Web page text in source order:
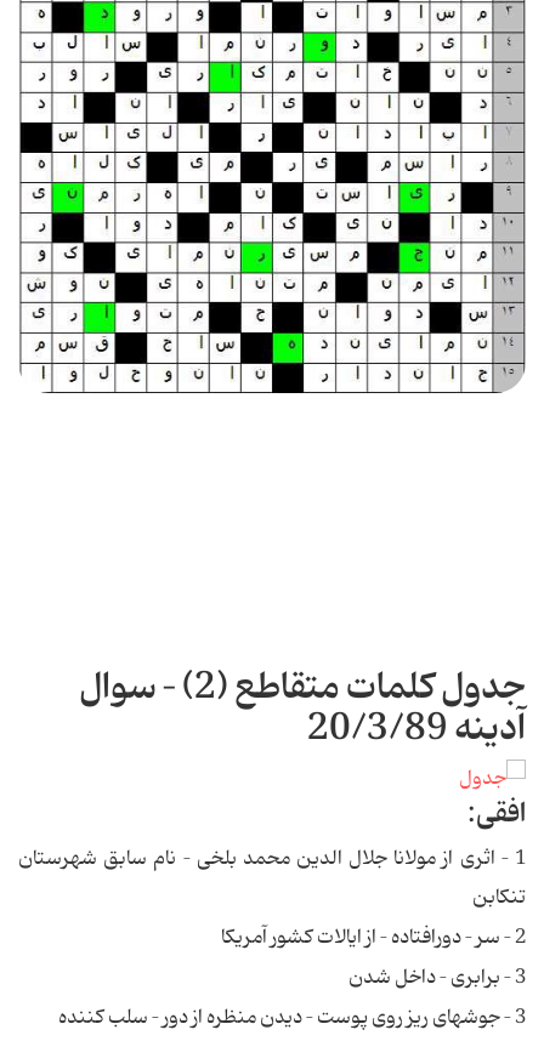
جدول کلمات متقاطع (2) – سوال
آدینه 20/3/89
افقی:‌
1 – اثری از مولانا جلال الدین محمد بلخی – نام سابق شهرستان
تنکابن
2 – سر – دورافتاده – از ایالات کشور آمریکا
3 – برابری – داخل شدن
3 – جوشهای ریز روی پوست – دیدن منظره از دور – سلب کننده